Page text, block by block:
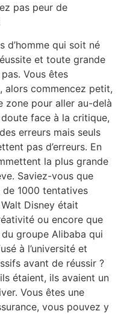
pas peur de
d’homme qui soit né
et toute grande
Vous êtes
alors commencez petit,
zone pour aller au-delà
face à la critique,
erreurs mais seuls
pas d’erreurs. En
la plus grande
Saviez-vous que
de 1000 tentatives
Disney était
ou encore que
groupe Alibaba qui
à l’université et
avant de réussir ?
étaient, ils avaient un
Vous êtes une
vous pouvez y